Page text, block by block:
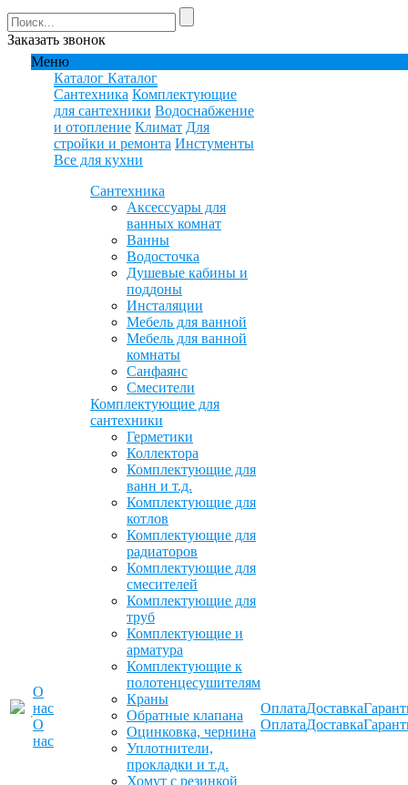
Заказать звонок
Меню
О
нас
О
нас
Каталог Каталог
Сантехника Комплектующие
для сантехники Водоснабжение
и отопление Климат Для
стройки и ремонта Инстументы
Все для кухни
Сантехника
Аксессуары для
ванных комнат
Ванны
Водосточка
Душевые кабины и
поддоны
Инсталяции
Мебель для ванной
Мебель для ванной
комнаты
Санфаянс
Смесители
Комплектующие для
сантехники
Герметики
Коллектора
Комплектующие для
ванн и т.д.
Комплектующие для
котлов
Комплектующие для
радиаторов
Комплектующие для
смесителей
Комплектующие для
труб
Комплектующие и
арматура
Комплектующие к
полотенцесушителям
Краны
Обратные клапана
Оцинковка, чернина
Уплотнители,
прокладки и т.д.
Хомут с резинкой
Оплата
Оплата
Доставка
Доставка